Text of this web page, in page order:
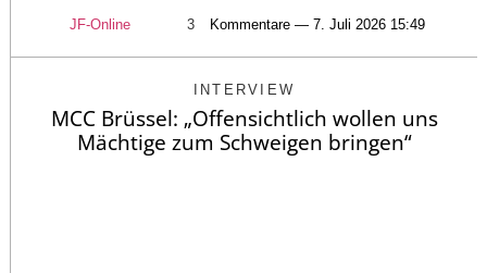
JF-Online 3 Kommentare — 7. Juli 2026 15:49
INTERVIEW
MCC Brüssel: „Offensichtlich wollen uns
Mächtige zum Schweigen bringen“